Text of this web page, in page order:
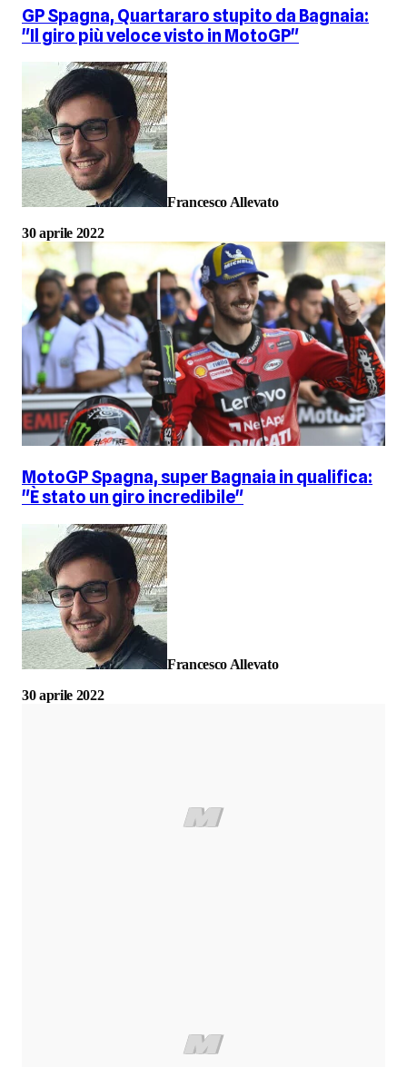
GP Spagna, Quartararo stupito da Bagnaia:
"Il giro più veloce visto in MotoGP"
Francesco Allevato
30 aprile 2022
MotoGP Spagna, super Bagnaia in qualifica:
"È stato un giro incredibile"
Francesco Allevato
30 aprile 2022